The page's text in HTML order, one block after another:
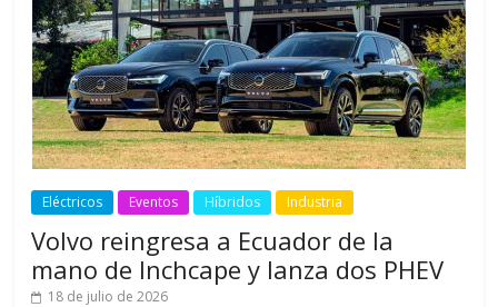
Eléctricos Eventos Híbridos Industria
Volvo reingresa a Ecuador de la
mano de Inchcape y lanza dos PHEV
18 de julio de 2026